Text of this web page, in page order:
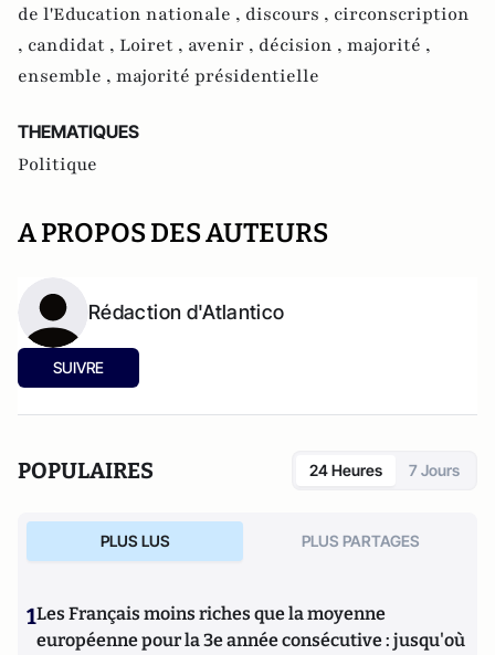
de l'Education nationale , discours , circonscription
, candidat , Loiret , avenir , décision , majorité ,
ensemble , majorité présidentielle
THEMATIQUES
Politique
A PROPOS DES AUTEURS
Rédaction d'Atlantico
SUIVRE
POPULAIRES 24 Heures 7 Jours
PLUS LUS PLUS PARTAGES
1Les Français moins riches que la moyenne
européenne pour la 3e année consécutive : jusqu'où